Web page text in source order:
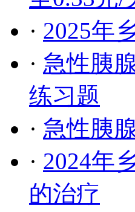
· 2025年
· 急性胰
练习题
· 急性胰
· 2024年
的治疗